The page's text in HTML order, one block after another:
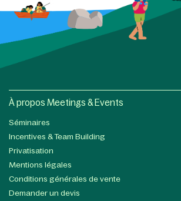
À propos Meetings & Events
Séminaires
Incentives & Team Building
Privatisation
Mentions légales
Conditions générales de vente
Demander un devis